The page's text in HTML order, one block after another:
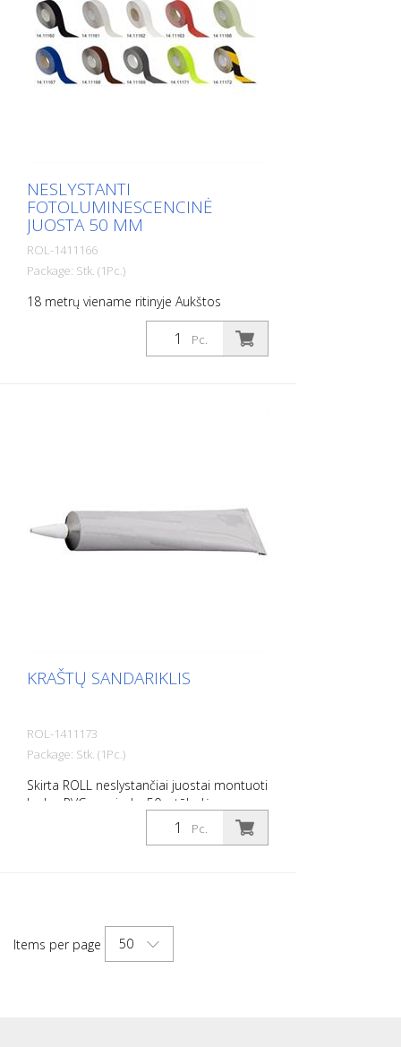
NESLYSTANTI
FOTOLUMINESCENCINĖ
JUOSTA 50 MM
ROL-1411166
Package: Stk. (1Pc.)
18 metrų viename ritinyje Aukštos
kokybės, lipni, plokščia medžiaga,
pasižyminti maksimaliu sukibimu ir puikiu
prisitaikymu. Idealiai tinka kloti ant
Pc.
KRAŠTŲ SANDARIKLIS
ROL-1411173
Package: Stk. (1Pc.)
Skirta ROLL neslystančiai juostai montuoti
lauke. PVC pagrindu. 50 g tūbelė su
Pc.
Items per page 50